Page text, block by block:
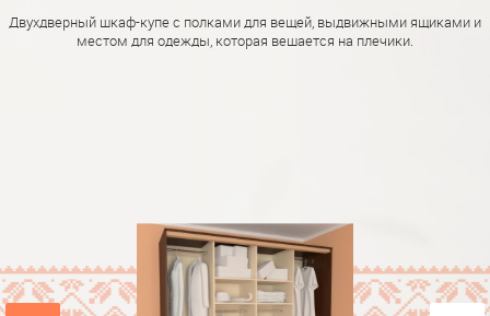
Двухдверный шкаф-купе с полками для вещей, выдвижными ящиками и
местом для одежды, которая вешается на плечики.
ФУРНІТУРА
ПРО НАС